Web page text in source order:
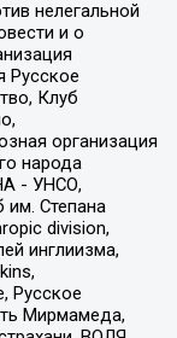
нелегальной
и о
Русское
Клуб
организация
народа
- УНСО,
им. Степана
division,
инглиизма,
Русское
Мирмамеда,